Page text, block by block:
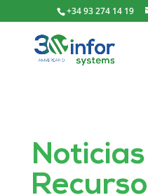
+34 93 274 14 19